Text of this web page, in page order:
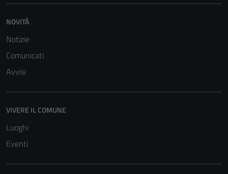
NOVITÀ
Notizie
Comunicati
Avvisi
VIVERE IL COMUNE
Luoghi
Eventi